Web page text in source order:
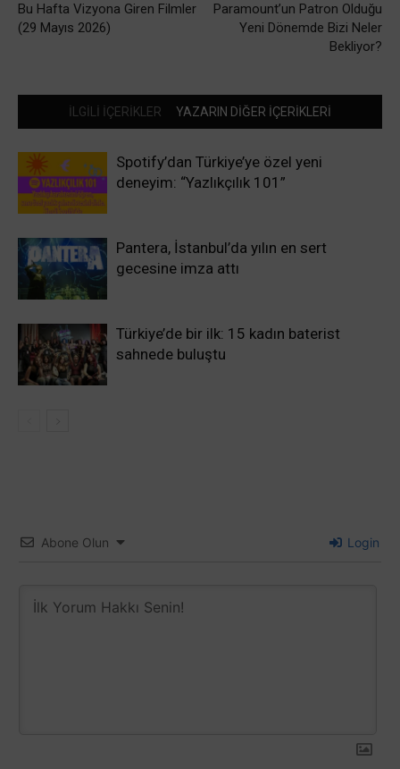
Bu Hafta Vizyona Giren Filmler
(29 Mayıs 2026)
Paramount’un Patron Olduğu
Yeni Dönemde Bizi Neler
Bekliyor?
İLGİLİ İÇERİKLER YAZARIN DİĞER İÇERİKLERİ
Spotify’dan Türkiye’ye özel yeni
deneyim: “Yazlıkçılık 101”
Pantera, İstanbul’da yılın en sert
gecesine imza attı
Türkiye’de bir ilk: 15 kadın baterist
sahnede buluştu
Abone Olun Login